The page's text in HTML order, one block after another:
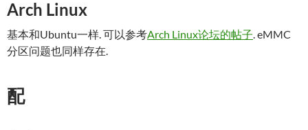
Arch Linux
基本和Ubuntu一样. 可以参考Arch Linux论坛的帖子. eMMC
分区问题也同样存在.
配